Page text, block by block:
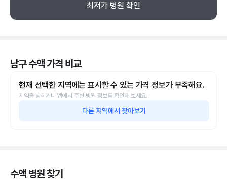
최저가 병원 확인
남구 수액 가격 비교
현재 선택한 지역에는 표시할 수 있는 가격 정보가 부족해요.
지역을 넓히거나 앱에서 주변 병원 정보를 확인해 보세요.
다른 지역에서 찾아보기
수액 병원 찾기